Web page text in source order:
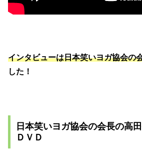
インタビューは日本笑いヨガ協会の
した！
日本笑いヨガ協会の会長の高
ＤＶＤ